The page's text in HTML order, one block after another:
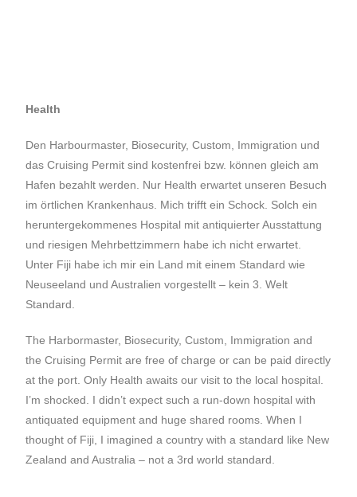
Health
Den Harbourmaster, Biosecurity, Custom, Immigration und
das Cruising Permit sind kostenfrei bzw. können gleich am
Hafen bezahlt werden. Nur Health erwartet unseren Besuch
im örtlichen Krankenhaus. Mich trifft ein Schock. Solch ein
heruntergekommenes Hospital mit antiquierter Ausstattung
und riesigen Mehrbettzimmern habe ich nicht erwartet.
Unter Fiji habe ich mir ein Land mit einem Standard wie
Neuseeland und Australien vorgestellt – kein 3. Welt
Standard.
The Harbormaster, Biosecurity, Custom, Immigration and
the Cruising Permit are free of charge or can be paid directly
at the port. Only Health awaits our visit to the local hospital.
I’m shocked. I didn’t expect such a run-down hospital with
antiquated equipment and huge shared rooms. When I
thought of Fiji, I imagined a country with a standard like New
Zealand and Australia – not a 3rd world standard.